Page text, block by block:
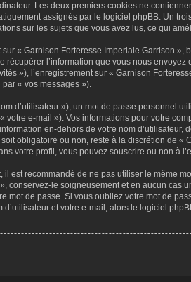
Les deux premiers cookies ne
assignés par le logiciel phpBB. Un
sur les sujets que vous avez lus, ce qui
« Garnison Forteresse Imperiale Garrison
l’information que vous nous envoyez
»), l’enregistrement sur « Garnison
« vos messages »).
d’utilisateur »), un mot de passe personnel
e-mail »). Vos informations pour votre
en-dehors de votre nom d’utilisateur,
obligatoire ou non, reste à la discrétion de
votre profil, vous pouvez souscrire ou non à
est recommandé de ne pas utiliser le même
conservez-le soigneusement et en aucun cas
de passe. Si vous oubliez votre mot de
et votre e-mail, alors le logiciel